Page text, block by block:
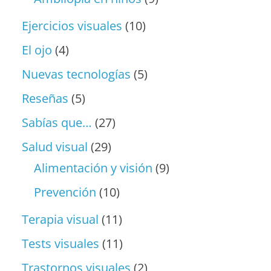
Ejercicios visuales (10)
El ojo (4)
Nuevas tecnologías (5)
Reseñas (5)
Sabías que… (27)
Salud visual (29)
Alimentación y visión (9)
Prevención (10)
Terapia visual (11)
Tests visuales (11)
Trastornos visuales (2)